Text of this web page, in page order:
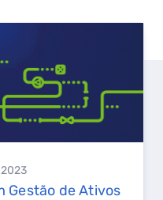
Gestão de Ativos